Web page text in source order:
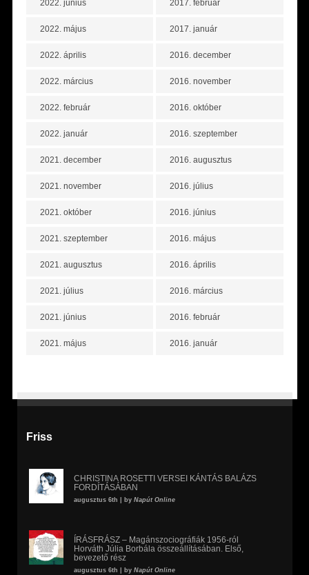
2022. június
2022. május
2022. április
2022. március
2022. február
2022. január
2021. december
2021. november
2021. október
2021. szeptember
2021. augusztus
2021. július
2021. június
2021. május
2017. február
2017. január
2016. december
2016. november
2016. október
2016. szeptember
2016. augusztus
2016. július
2016. június
2016. május
2016. április
2016. március
2016. február
2016. január
Friss
CHRISTINA ROSETTI VERSEI KÁNTÁS BALÁZS
FORDÍTÁSÁBAN
augusztus 6th | by Napút Online
ÍRÁSFRÁSZ – Magánszociográfiák 1956-ról
Horváth Júlia Borbála összeállításában. Első,
bevezető rész
augusztus 6th | by Napút Online